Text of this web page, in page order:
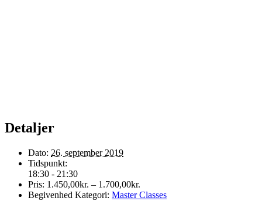
Detaljer
Dato: 26. september 2019
Tidspunkt:
18:30 - 21:30
Pris: 1.450,00kr. – 1.700,00kr.
Begivenhed Kategori: Master Classes